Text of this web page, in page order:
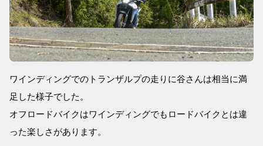
ワインディングでのトランザルプの走りに谷さんは相当に満
足した様子でした。
オフロードバイクはワインディングでもロードバイクとは違
った楽しさがあります。